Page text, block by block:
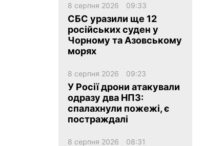
8 серпня 2026 09:33
СБС уразили ще 12
російських суден у
Чорному та Азовському
морях
8 серпня 2026 09:23
У Росії дрони атакували
одразу два НПЗ:
спалахнули пожежі, є
постраждалі
8 серпня 2026 08:31